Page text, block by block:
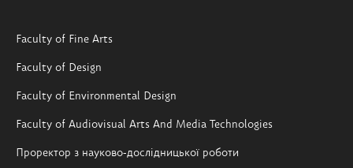
Faculty of Fine Arts
Faculty of Design
Faculty of Environmental Design
Faculty of Audiovisual Arts And Media Technologies
Проректор з науково-дослідницької роботи